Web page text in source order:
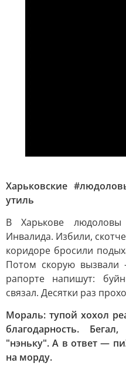
Харьковские
утиль
В Харькове
Инвалида. Избили,
коридоре бросили
Потом скорую
рапорте напишут:
связал. Десятки раз
Мораль: тупой хохол
благодарность.
"нэньку". А в ответ —
на морду.